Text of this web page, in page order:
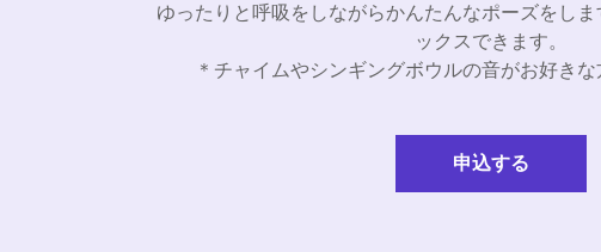
ゆったりと呼吸をしながらかんたんなポーズをし
ックスできます。
＊チャイムやシンギングボウルの音がお好きな
申込する